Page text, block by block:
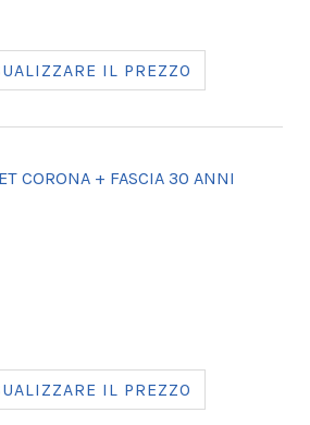
IL PREZZO
CORONA + FASCIA 30 ANNI
IL PREZZO